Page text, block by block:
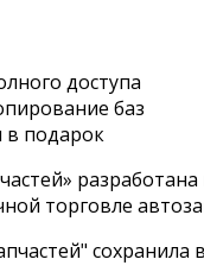
доступа
баз
в подарок
торговле